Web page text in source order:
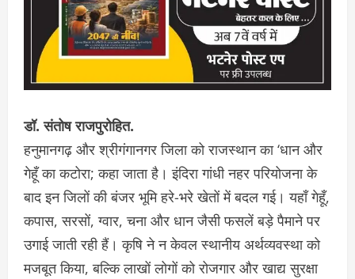
डॉ. संतोष राजपुरोहित.
हनुमानगढ़ और श्रीगंगानगर जिला को राजस्थान का ‘धान और
गेहूँ का कटोरा; कहा जाता है। इंदिरा गांधी नहर परियोजना के
बाद इन जिलों की बंजर भूमि हरे-भरे खेतों में बदल गई। यहाँ गेहूँ,
कपास, सरसों, ग्वार, चना और धान जैसी फसलें बड़े पैमाने पर
उगाई जाती रही हैं। कृषि ने न केवल स्थानीय अर्थव्यवस्था को
मजबूत किया, बल्कि लाखों लोगों को रोजगार और खाद्य सुरक्षा